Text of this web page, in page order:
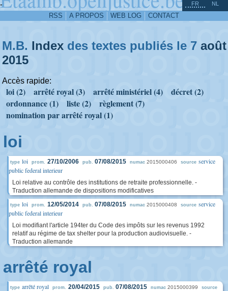
-
RSS A PROPOS WEB LOG CONTACT
FR NL
M.B. Index des textes publiés le 7 août
2015
Accès rapide:
loi (2) arrêté royal (3) arrêté ministériel (4)
décret (2)
ordonnance (1)
liste (2)
règlement (7)
nomination par arrêté royal (1)
loi
type loi prom. 27/10/2006 pub. 07/08/2015 numac 2015000406 source service
public federal interieur
Loi relative au contrôle des institutions de retraite professionnelle. -
Traduction allemande de dispositions modificatives
type loi prom. 12/05/2014 pub. 07/08/2015 numac 2015000408 source service
public federal interieur
Loi modifiant l'article 194ter du Code des impôts sur les revenus 1992
relatif au régime de tax shelter pour la production audiovisuelle. -
Traduction allemande
arrêté royal
type arrêté royal prom. 20/04/2015 pub. 07/08/2015 numac 2015000399 source
^